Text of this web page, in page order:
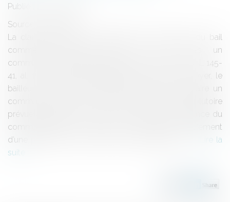
Publié le :
Source :
La clause prévoyant la résiliation de plein droit du bail
commercial produit effet un mois après un
commandement demeuré infructueux (C. com. art. L 145-
41, al. 1). Afin d’obtenir paiement d’un arriéré de loyer, le
bailleur de locaux commerciaux délivre au locataire un
commandement de payer visant la clause résolutoire
prévue au contrat. Plus d’un mois après la délivrance du
commandement, il poursuit le locataire en paiement
d’une provision à valoir sur les loyers impayés...
Lire la
suite